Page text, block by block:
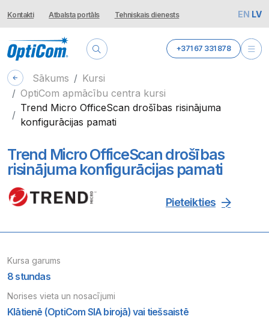
Kontakti Atbalsta portāls Tehniskais dienests EN LV
+371 67 331 878
Sākums
Kursi
OptiCom apmācību centra kursi
Trend Micro OfficeScan drošības risinājuma
konfigurācijas pamati
Trend Micro OfficeScan drošības
risinājuma konfigurācijas pamati
Pieteikties
Kursa garums
8 stundas
Norises vieta un nosacījumi
Klātienē (OptiCom SIA birojā) vai tiešsaistē